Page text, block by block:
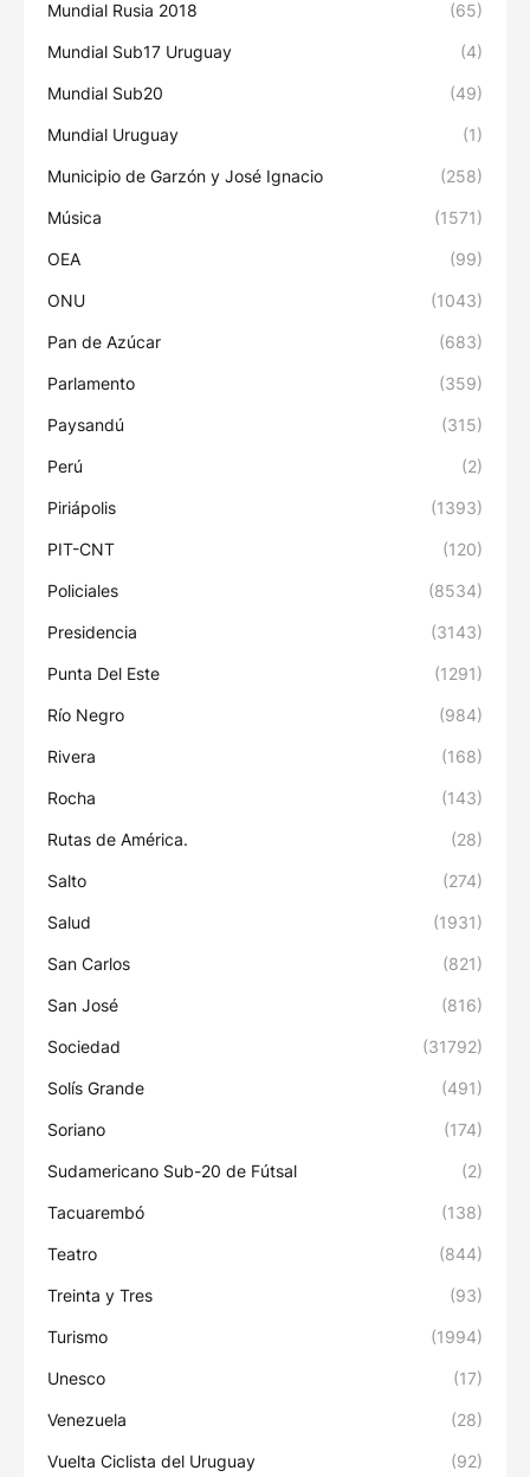
Mundial Rusia 2018 (65)
Mundial Sub17 Uruguay (4)
Mundial Sub20 (49)
Mundial Uruguay (1)
Municipio de Garzón y José Ignacio (258)
Música (1571)
OEA (99)
ONU (1043)
Pan de Azúcar (683)
Parlamento (359)
Paysandú (315)
Perú (2)
Piriápolis (1393)
PIT-CNT (120)
Policiales (8534)
Presidencia (3143)
Punta Del Este (1291)
Río Negro (984)
Rivera (168)
Rocha (143)
Rutas de América. (28)
Salto (274)
Salud (1931)
San Carlos (821)
San José (816)
Sociedad (31792)
Solís Grande (491)
Soriano (174)
Sudamericano Sub-20 de Fútsal (2)
Tacuarembó (138)
Teatro (844)
Treinta y Tres (93)
Turismo (1994)
Unesco (17)
Venezuela (28)
Vuelta Ciclista del Uruguay (92)